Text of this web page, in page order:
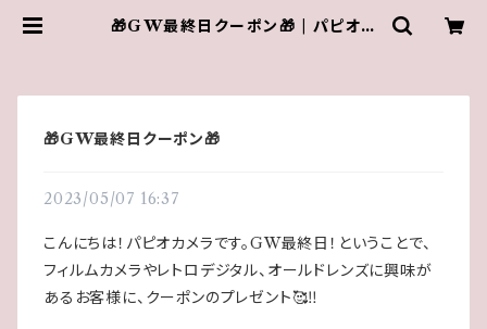
🎁GW最終日クーポン🎁 | パピオカ
🎁GW最終日クーポン🎁
2023/05/07 16:37
こんにちは！パピオカメラです。GW最終日！ということで、
フィルムカメラやレトロデジタル、オールドレンズに興味が
あるお客様に、クーポンのプレゼント🥰‼️